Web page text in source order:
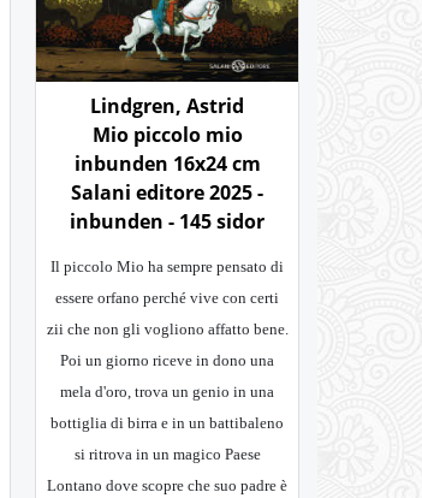
Lindgren, Astrid
Mio piccolo mio
inbunden 16x24 cm
Salani editore 2025 -
inbunden - 145 sidor
Il piccolo Mio ha sempre pensato di
essere orfano perché vive con certi
zii che non gli vogliono affatto bene.
Poi un giorno riceve in dono una
mela d'oro, trova un genio in una
bottiglia di birra e in un battibaleno
si ritrova in un magico Paese
Lontano dove scopre che suo padre è